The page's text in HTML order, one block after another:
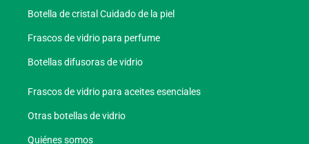
Botella de cristal Cuidado de la piel
Frascos de vidrio para perfume
Botellas difusoras de vidrio
Frascos de vidrio para aceites esenciales
Otras botellas de vidrio
Quiénes somos